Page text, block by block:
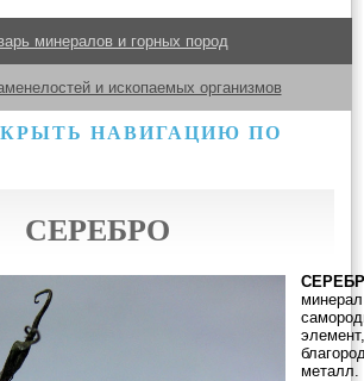
минералов и горных пород
и ископаемых организмов
НАВИГАЦИЮ ПО
СЕРЕБРО
элемент,
металл.